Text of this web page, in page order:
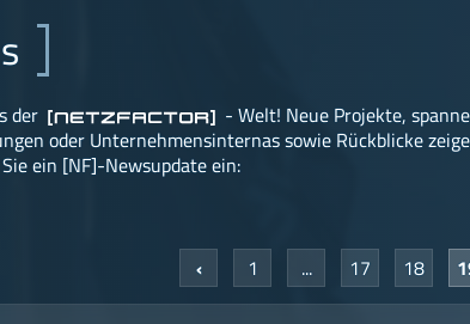
der [netzfactor] - Welt! Neue Projekte,
oder Unternehmensinternas sowie Rückblicke
ein [NF]-Newsupdate ein:
‹ 1 ... 17 18